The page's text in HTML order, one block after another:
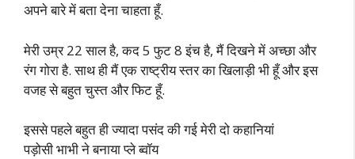
अपने बारे में बता देना चाहता हूँ.
मेरी उम्र 22 साल है, कद 5 फुट 8 इंच है, मैं दिखने में अच्छा और
रंग गोरा है. साथ ही मैं एक राष्ट्रीय स्तर का खिलाड़ी भी हूँ और इस
वजह से बहुत चुस्त और फिट हूँ.
इससे पहले बहुत ही ज्यादा पसंद की गई मेरी दो कहानियां
पड़ोसी भाभी ने बनाया प्ले ब्वॉय